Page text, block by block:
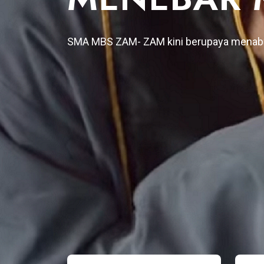
SMA MBS ZAM- ZAM kini berupaya
BELAJAR DENGAN FASILITAS YANG
DENGAN GURU-GURU YANG